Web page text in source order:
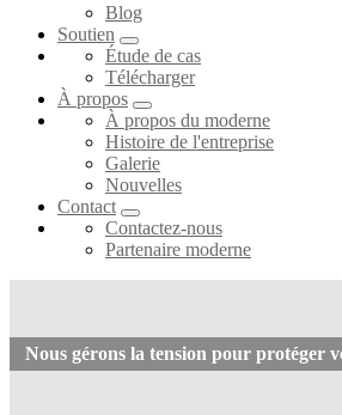
Blog
Soutien
Étude de cas
Télécharger
À propos
À propos du moderne
Histoire de l'entreprise
Galerie
Nouvelles
Contact
Contactez-nous
Partenaire moderne
Nous gérons la tension pour protéger